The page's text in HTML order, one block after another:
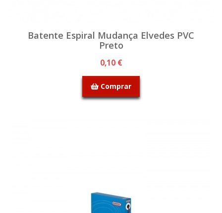
Batente Espiral Mudança Elvedes PVC
Preto
0,10 €
Comprar